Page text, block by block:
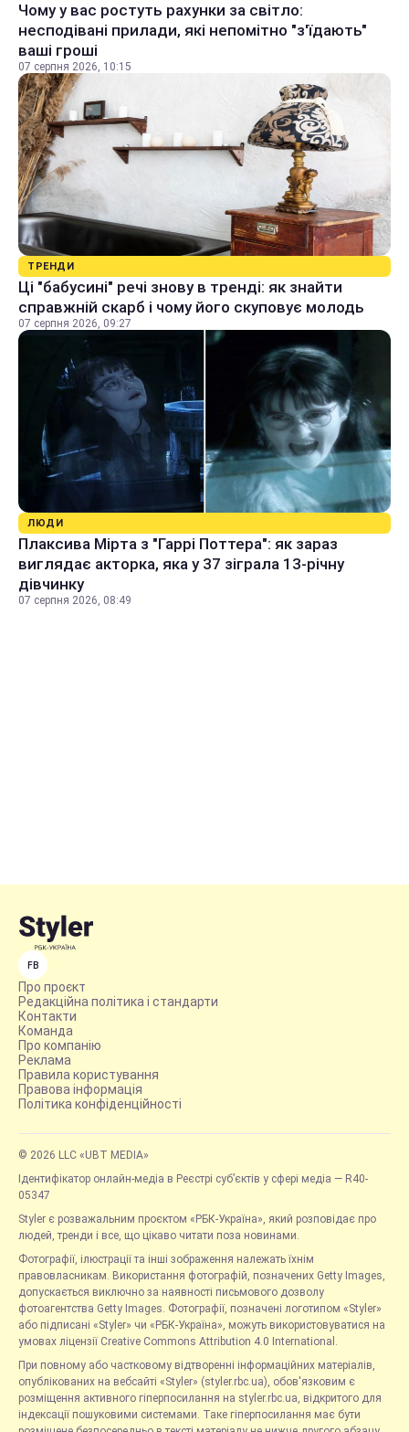
Чому у вас ростуть рахунки за світло:
несподівані прилади, які непомітно "з'їдають"
ваші гроші
07 серпня 2026, 10:15
ТРЕНДИ
Ці "бабусині" речі знову в тренді: як знайти
справжній скарб і чому його скуповує молодь
07 серпня 2026, 09:27
ЛЮДИ
Плаксива Мірта з "Гаррі Поттера": як зараз
виглядає акторка, яка у 37 зіграла 13-річну
дівчинку
07 серпня 2026, 08:49
FB
Про проєкт
Редакційна політика і стандарти
Контакти
Команда
Про компанію
Реклама
Правила користування
Правова інформація
Політика конфіденційності
© 2026 LLC «UBT MEDIA»
Ідентифікатор онлайн-медіа в Реєстрі суб’єктів у сфері медіа — R40-
05347
Styler є розважальним проєктом «РБК-Україна», який розповідає про
людей, тренди і все, що цікаво читати поза новинами.
Фотографії, ілюстрації та інші зображення належать їхнім
правовласникам. Використання фотографій, позначених Getty Images,
допускається виключно за наявності письмового дозволу
фотоагентства Getty Images. Фотографії, позначені логотипом «Styler»
або підписані «Styler» чи «РБК-Україна», можуть використовуватися на
умовах ліцензії Creative Commons Attribution 4.0 International.
При повному або частковому відтворенні інформаційних матеріалів,
опублікованих на вебсайті «Styler» (styler.rbc.ua), обов'язковим є
розміщення активного гіперпосилання на styler.rbc.ua, відкритого для
індексації пошуковими системами. Таке гіперпосилання має бути